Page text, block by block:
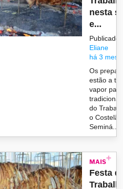
nesta
e...
Publicado
Eliane
há 3
Os
estão a
vapor
tradicional
do
o
Seminá...
MAIS
Festa